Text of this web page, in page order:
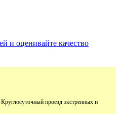
Круглосуточный проезд экстренных и